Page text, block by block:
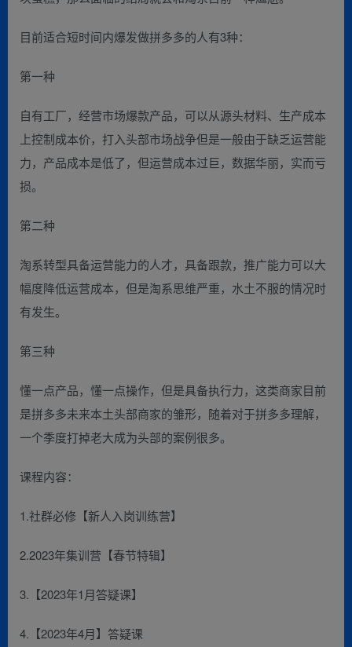
目前适合短时间内爆发做拼多多的人有3种：
第一种
自有工厂，经营市场爆款产品，可以从源头材料、生产成本
上控制成本价，打入头部市场战争但是一般由于缺乏运营能
力，产品成本是低了，但运营成本过巨，数据华丽，实而亏
损。
第二种
淘系转型具备运营能力的人才，具备跟款，推广能力可以大
幅度降低运营成本，但是淘系思维严重，水土不服的情况时
有发生。
第三种
懂一点产品，懂一点操作，但是具备执行力，这类商家目前
是拼多多未来本土头部商家的雏形，随着对于拼多多理解，
一个季度打掉老大成为头部的案例很多。
课程内容：
1.社群必修【新人入岗训练营】
2.2023年集训营【春节特辑】
3.【2023年1月答疑课】
4.【2023年4月】答疑课